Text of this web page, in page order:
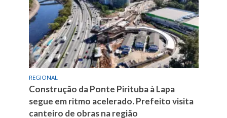
REGIONAL
Construção da Ponte Pirituba à Lapa
segue em ritmo acelerado. Prefeito visita
canteiro de obras na região